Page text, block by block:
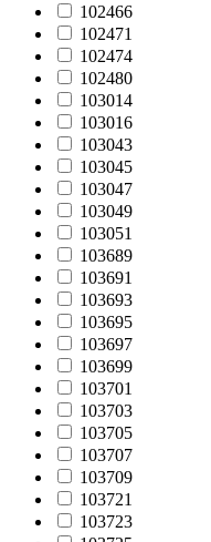
102466
102471
102474
102480
103014
103016
103043
103045
103047
103049
103051
103689
103691
103693
103695
103697
103699
103701
103703
103705
103707
103709
103721
103723